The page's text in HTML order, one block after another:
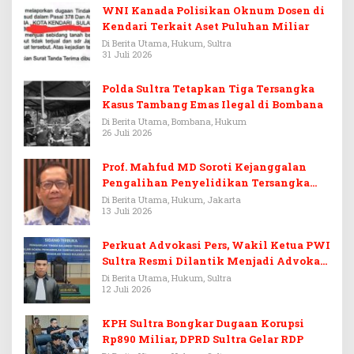
WNI Kanada Polisikan Oknum Dosen di
Kendari Terkait Aset Puluhan Miliar
Di Berita Utama, Hukum, Sultra
31 Juli 2026
Polda Sultra Tetapkan Tiga Tersangka
Kasus Tambang Emas Ilegal di Bombana
Di Berita Utama, Bombana, Hukum
26 Juli 2026
Prof. Mahfud MD Soroti Kejanggalan
Pengalihan Penyelidikan Tersangka
Febrie Adriansyah
Di Berita Utama, Hukum, Jakarta
13 Juli 2026
Perkuat Advokasi Pers, Wakil Ketua PWI
Sultra Resmi Dilantik Menjadi Advokat
PERADI
Di Berita Utama, Hukum, Sultra
12 Juli 2026
KPH Sultra Bongkar Dugaan Korupsi
Rp890 Miliar, DPRD Sultra Gelar RDP